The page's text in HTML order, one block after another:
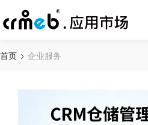
首页 企业服务